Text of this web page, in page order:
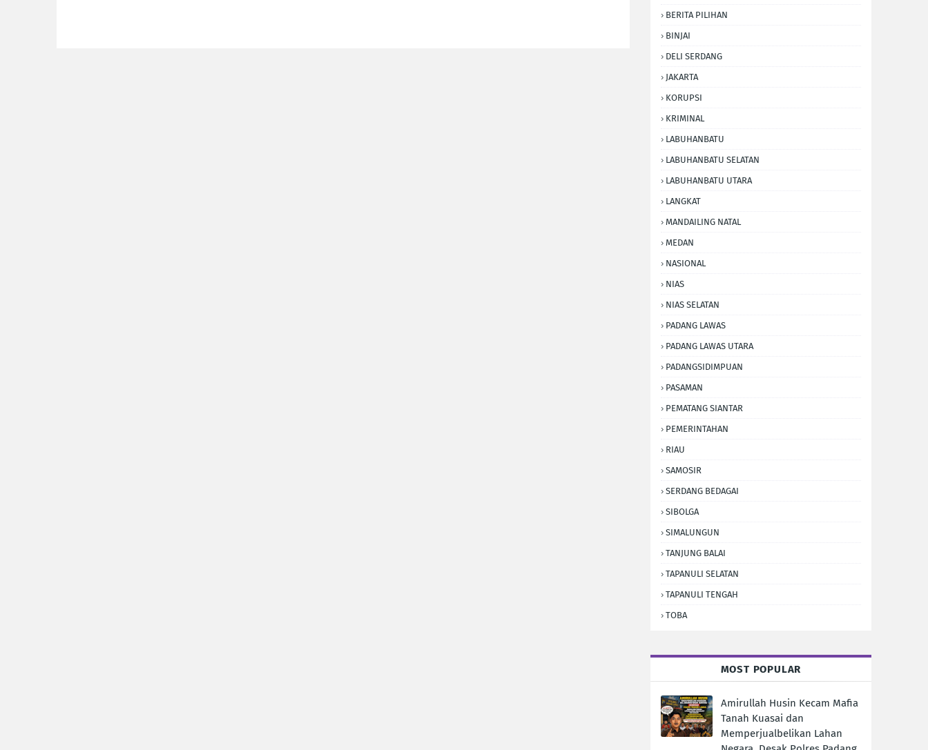
BERITA PILIHAN
BINJAI
DELI SERDANG
JAKARTA
KORUPSI
KRIMINAL
LABUHANBATU
LABUHANBATU SELATAN
LABUHANBATU UTARA
LANGKAT
MANDAILING NATAL
MEDAN
NASIONAL
NIAS
NIAS SELATAN
PADANG LAWAS
PADANG LAWAS UTARA
PADANGSIDIMPUAN
PASAMAN
PEMATANG SIANTAR
PEMERINTAHAN
RIAU
SAMOSIR
SERDANG BEDAGAI
SIBOLGA
SIMALUNGUN
TANJUNG BALAI
TAPANULI SELATAN
TAPANULI TENGAH
TOBA
MOST POPULAR
Amirullah Husin Kecam Mafia
Tanah Kuasai dan
Memperjualbelikan Lahan